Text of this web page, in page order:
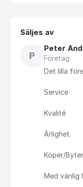
Säljes av
P
Peter
Företag
Det lilla
Service
Kvalité
Ärlighet.
Köper​/​Byter
Med vänlig